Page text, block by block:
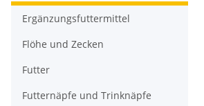
Ergänzungsfuttermittel
Flöhe und Zecken
Futter
Futternäpfe und Trinknäpfe